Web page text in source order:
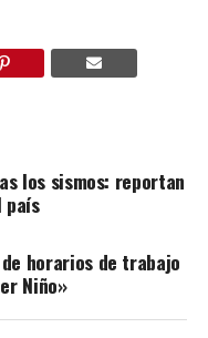
los sismos: reportan
país
horarios de trabajo
Niño»